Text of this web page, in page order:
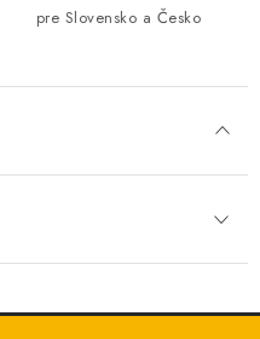
pre Slovensko a Česko